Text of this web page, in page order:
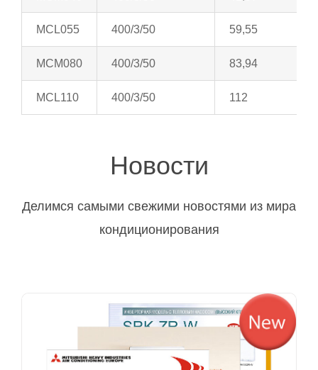
MCL055 400/3/50 59,55
MCM080 400/3/50 83,94
MCL110 400/3/50 112
Новости
Делимся самыми свежими новостями из мира
кондиционирования